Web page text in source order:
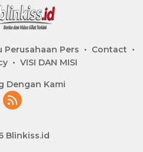
Perusahaan Pers
Contact
VISI DAN MISI
Dengan Kami
Blinkiss.id